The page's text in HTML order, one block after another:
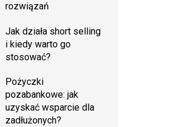
rozwiązań
Jak działa short selling
i kiedy warto go
stosować?
Pożyczki
pozabankowe: jak
uzyskać wsparcie dla
zadłużonych?